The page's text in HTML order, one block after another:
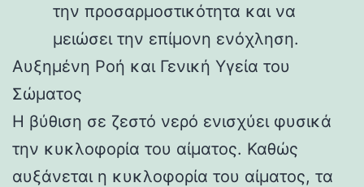
την προσαρμοστικότητα και να
μειώσει την επίμονη ενόχληση.
Αυξημένη Ροή και Γενική Υγεία του
Σώματος
Η βύθιση σε ζεστό νερό ενισχύει φυσικά
την κυκλοφορία του αίματος. Καθώς
αυξάνεται η κυκλοφορία του αίματος, τα